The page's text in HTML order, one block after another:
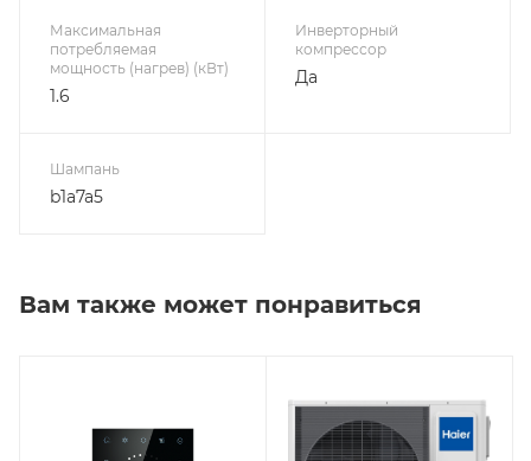
Максимальная
потребляемая
мощность (нагрев) (кВт)
1.6
Инверторный
компрессор
Да
Шампань
b1a7a5
Вам также может понравиться